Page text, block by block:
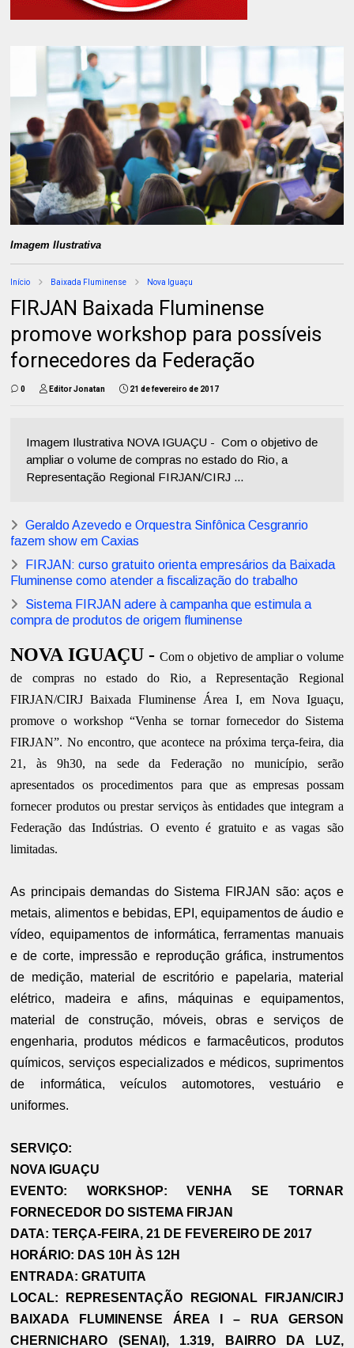
Imagem Ilustrativa
Início Baixada Fluminense Nova Iguaçu
FIRJAN Baixada Fluminense
promove workshop para possíveis
fornecedores da Federação
0 Editor Jonatan 21 de fevereiro de 2017
Imagem Ilustrativa NOVA IGUAÇU - Com o objetivo de
ampliar o volume de compras no estado do Rio, a
Representação Regional FIRJAN/CIRJ ...
Geraldo Azevedo e Orquestra Sinfônica Cesgranrio
fazem show em Caxias
FIRJAN: curso gratuito orienta empresários da Baixada
Fluminense como atender a fiscalização do trabalho
Sistema FIRJAN adere à campanha que estimula a
compra de produtos de origem fluminense
NOVA IGUAÇU -Com o objetivo de ampliar o volume
de compras no estado do Rio, a Representação Regional
FIRJAN/CIRJ Baixada Fluminense Área I, em Nova Iguaçu,
promove o workshop “Venha se tornar fornecedor do Sistema
FIRJAN”. No encontro, que acontece na próxima terça-feira, dia
21, às 9h30, na sede da Federação no município, serão
apresentados os procedimentos para que as empresas possam
fornecer produtos ou prestar serviços às entidades que integram a
Federação das Indústrias. O evento é gratuito e as vagas são
limitadas.
As principais demandas do Sistema FIRJAN são: aços e
metais, alimentos e bebidas, EPI, equipamentos de áudio e
vídeo, equipamentos de informática, ferramentas manuais
e de corte, impressão e reprodução gráfica, instrumentos
de medição, material de escritório e papelaria, material
elétrico, madeira e afins, máquinas e equipamentos,
material de construção, móveis, obras e serviços de
engenharia, produtos médicos e farmacêuticos, produtos
químicos, serviços especializados e médicos, suprimentos
de informática, veículos automotores, vestuário e
uniformes.
SERVIÇO:
NOVA IGUAÇU
EVENTO: WORKSHOP: VENHA SE TORNAR
FORNECEDOR DO SISTEMA FIRJAN
DATA: TERÇA-FEIRA, 21 DE FEVEREIRO DE 2017
HORÁRIO: DAS 10H ÀS 12H
ENTRADA: GRATUITA
LOCAL: REPRESENTAÇÃO REGIONAL FIRJAN/CIRJ
BAIXADA FLUMINENSE ÁREA I – RUA GERSON
CHERNICHARO (SENAI), 1.319, BAIRRO DA LUZ,